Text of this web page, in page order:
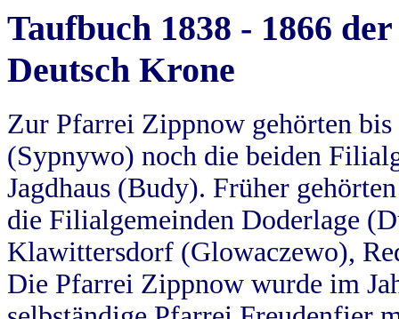
Taufbuch 1838 - 1866
Deutsch Krone
Zur Pfarrei Zippnow gehörten
(Sypnywo) noch die beiden
Jagdhaus (Budy). Früher
die Filialgemeinden Doderlage
Klawittersdorf (Glowaczewo),
Die Pfarrei Zippnow wurde im